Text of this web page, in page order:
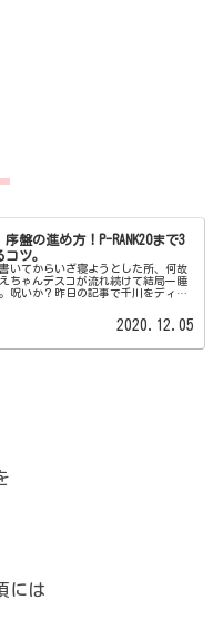
盤の進め方！P-RANK20まで3
ツ。
いてからいざ寝ようとした所、何故
ちゃんデスコが流れ続けて結局一睡
呪いか？昨日の記事で千川をディス
2020.12.05
には